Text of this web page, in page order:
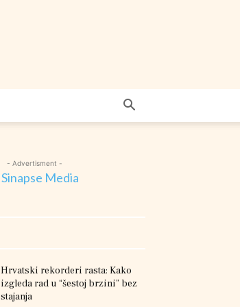
- Advertisment -
Hrvatski rekorderi rasta: Kako
izgleda rad u “šestoj brzini” bez
stajanja